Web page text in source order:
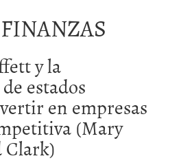
y la
estados
en empresas
(Mary
Clark)